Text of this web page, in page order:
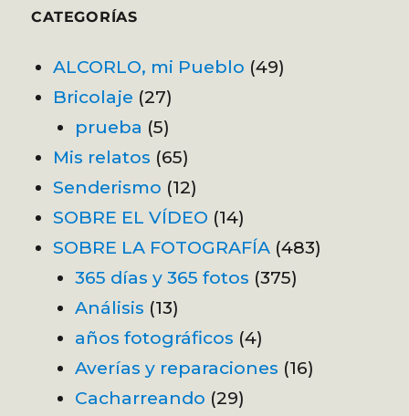
CATEGORÍAS
ALCORLO, mi Pueblo (49)
Bricolaje (27)
prueba (5)
Mis relatos (65)
Senderismo (12)
SOBRE EL VÍDEO (14)
SOBRE LA FOTOGRAFÍA (483)
365 días y 365 fotos (375)
Análisis (13)
años fotográficos (4)
Averías y reparaciones (16)
Cacharreando (29)